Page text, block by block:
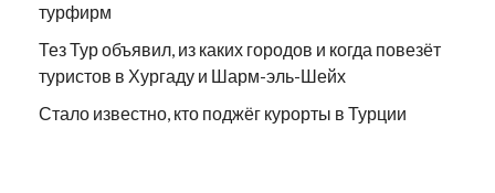
турфирм
Тез Тур объявил, из каких городов и когда повезёт
туристов в Хургаду и Шарм-эль-Шейх
Стало известно, кто поджёг курорты в Турции